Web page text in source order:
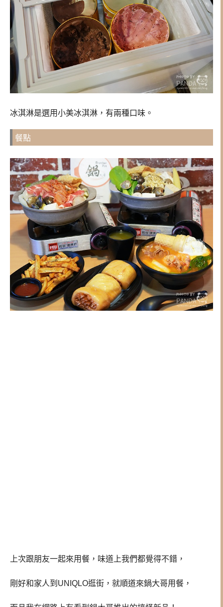
冰淇淋是選用小美冰淇淋，有兩種口味。
餐點
上次跟朋友一起來用餐，味道上我們都覺得不錯，
剛好和家人到UNIQLO逛街，就順道來鍋大哥用餐，